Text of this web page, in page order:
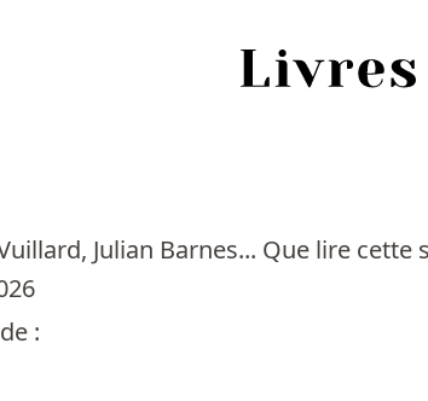
Julian Barnes... Que lire
: